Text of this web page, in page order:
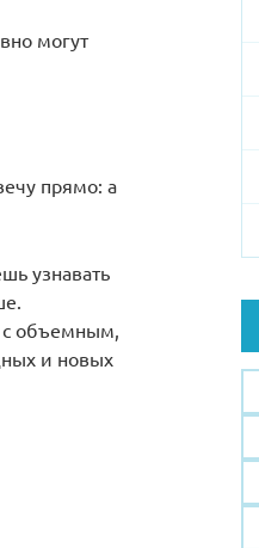
могут
прямо: а
узнавать
объемным,
и новых